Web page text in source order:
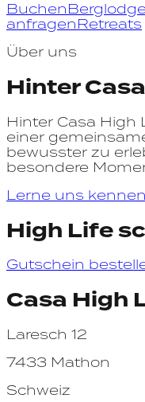
Buchen
anfragen Retreats
Über uns
Hinter
Hinter Casa High
einer
bewusster zu
besondere
Lerne uns kennen
High Life
Gutschein
Casa High
Laresch 12
7433 Mathon
Schweiz